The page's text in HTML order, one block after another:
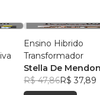
Ensino Hibrido
Transformador
Stella De
R$ 47,86R$ 37,89